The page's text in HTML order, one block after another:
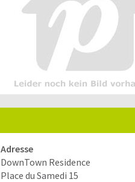
Adresse
DownTown Residence
Place du Samedi 15